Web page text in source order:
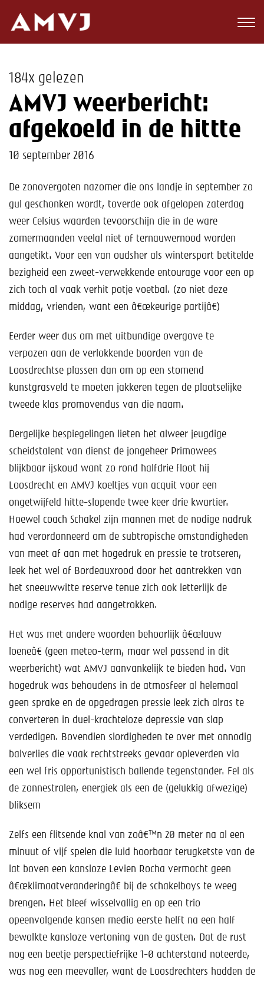
Wedstrijden
Nieuws
Teams
Toekomst
Kalender
Help mee!
Shop
Lid worden
Contact
184x gelezen
AMVJ weerbericht:
afgekoeld in de hittte
10 september 2016
De zonovergoten nazomer die ons landje in september zo
gul geschonken wordt, toverde ook afgelopen zaterdag
weer Celsius waarden tevoorschijn die in de ware
zomermaanden veelal niet of ternauwernood worden
aangetikt. Voor een van oudsher als wintersport betitelde
bezigheid een zweet-verwekkende entourage voor een op
zich toch al vaak verhit potje voetbal. (zo niet deze
middag, vrienden, want een â€œkeurige partijâ€)
Eerder weer dus om met uitbundige overgave te
verpozen aan de verlokkende boorden van de
Loosdrechtse plassen dan om op een stomend
kunstgrasveld te moeten jakkeren tegen de plaatselijke
tweede klas promovendus van die naam.
Dergelijke bespiegelingen lieten het alweer jeugdige
scheidstalent van dienst de jongeheer Primowees
blijkbaar ijskoud want zo rond halfdrie floot hij
Loosdrecht en AMVJ koeltjes van acquit voor een
ongetwijfeld hitte-slopende twee keer drie kwartier.
Hoewel coach Schakel zijn mannen met de nodige nadruk
had verordonneerd om de subtropische omstandigheden
van meet af aan met hogedruk en pressie te trotseren,
leek het wel of Bordeauxrood door het aantrekken van
het sneeuwwitte reserve tenue zich ook letterlijk de
nodige reserves had aangetrokken.
Het was met andere woorden behoorlijk â€œlauw
loeneâ€ (geen meteo-term, maar wel passend in dit
weerbericht) wat AMVJ aanvankelijk te bieden had. Van
hogedruk was behoudens in de atmosfeer al helemaal
geen sprake en de opgedragen pressie leek zich alras te
converteren in duel-krachteloze depressie van slap
verdedigen. Bovendien slordigheden te over met onnodig
balverlies die vaak rechtstreeks gevaar opleverden via
een wel fris opportunistisch ballende tegenstander. Fel als
de zonnestralen, energiek als een de (gelukkig afwezige)
bliksem
Zelfs een flitsende knal van zoâ€™n 20 meter na al een
minuut of vijf spelen die luid hoorbaar terugketste van de
lat boven een kansloze Levien Rocha vermocht geen
â€œklimaatveranderingâ€ bij de schakelboys te weeg
brengen. Het bleef wisselvallig en op een trio
opeenvolgende kansen medio eerste helft na een half
bewolkte kansloze vertoning van de gasten. Dat de rust
nog een beetje perspectiefrijke 1-0 achterstand noteerde,
was nog een meevaller, want de Loosdrechters hadden de